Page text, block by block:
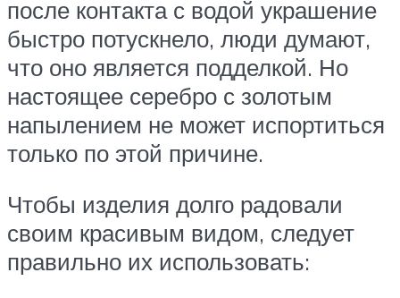
после контакта с водой украшение
быстро потускнело, люди думают,
что оно является подделкой. Но
настоящее серебро с золотым
напылением не может испортиться
только по этой причине.
Чтобы изделия долго радовали
своим красивым видом, следует
правильно их использовать: